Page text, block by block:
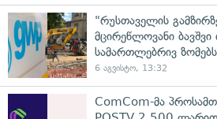
"რუსთაველის
მცირეწლოვანი
სამართლებრივ
6 აგვისტო, 13:32
ComCom-მა